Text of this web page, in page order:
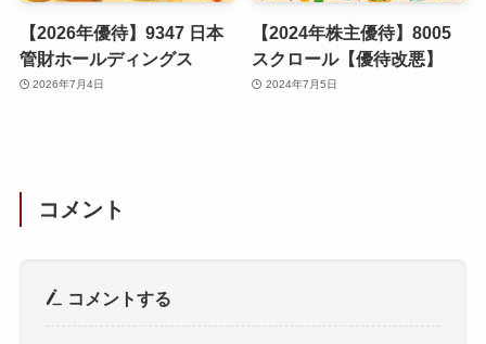
【2026年優待】9347 日本
管財ホールディングス
2026年7月4日
【2024年株主優待】8005
スクロール【優待改悪】
2024年7月5日
コメント
コメントする